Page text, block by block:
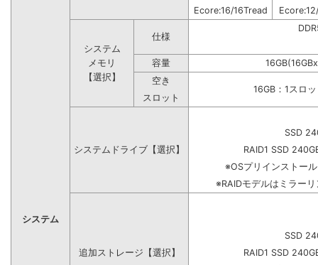
システム
Ecore:16/16Tread
システム
メモリ
【選択】
仕様
容量
空き
16GB：1スロ
スロット
システムドライブ【選択】
SSD
RAID1 SSD
※OSプリインストー
※RAIDモデルはミラー
追加ストレージ【選択】
SSD
RAID1 SSD